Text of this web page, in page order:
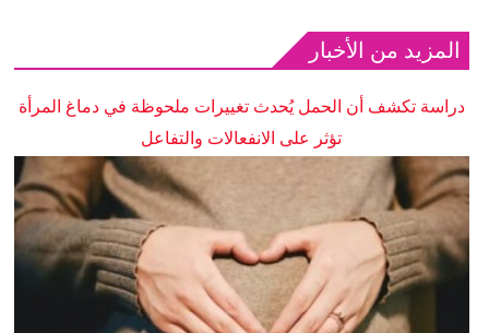
المزيد من الأخبار
دراسة تكشف أن الحمل يُحدث تغييرات ملحوظة في دماغ المرأة
تؤثر على الانفعالات والتفاعل